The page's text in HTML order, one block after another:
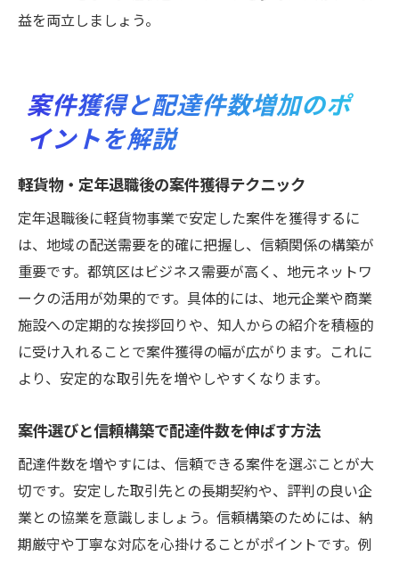
益を両立しましょう。
案件獲得と配達件数増加のポ
イントを解説
軽貨物・定年退職後の案件獲得テクニック
定年退職後に軽貨物事業で安定した案件を獲得するに
は、地域の配送需要を的確に把握し、信頼関係の構築が
重要です。都筑区はビジネス需要が高く、地元ネットワ
ークの活用が効果的です。具体的には、地元企業や商業
施設への定期的な挨拶回りや、知人からの紹介を積極的
に受け入れることで案件獲得の幅が広がります。これに
より、安定的な取引先を増やしやすくなります。
案件選びと信頼構築で配達件数を伸ばす方法
配達件数を増やすには、信頼できる案件を選ぶことが大
切です。安定した取引先との長期契約や、評判の良い企
業との協業を意識しましょう。信頼構築のためには、納
期厳守や丁寧な対応を心掛けることがポイントです。例